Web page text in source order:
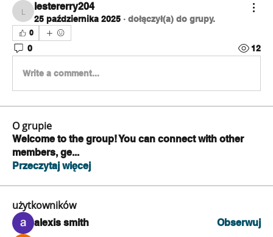
lestererry204
lestererry204
25 października 2025 · dołączył(a) do grupy.
0
0 12
Write a comment...
O grupie
Welcome to the group! You can connect with other
members, ge...
Przeczytaj więcej
użytkowników
alexis smith Obserwuj